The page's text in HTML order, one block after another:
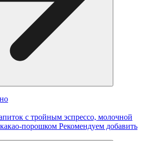
с тройным эспрессо, молочной
порошком Рекомендуем добавить